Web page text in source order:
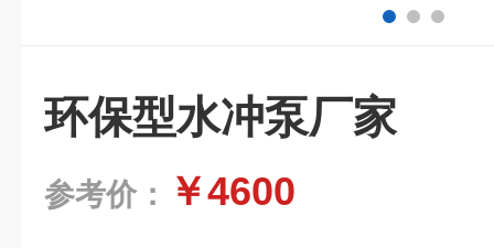
环保型水冲泵厂家
参考价： ￥4600